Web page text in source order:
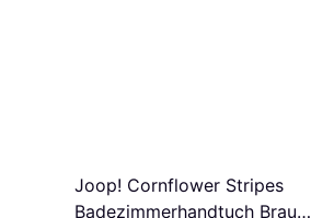
Joop! Cornflower Stripes
Badezimmerhandtuch Braun,